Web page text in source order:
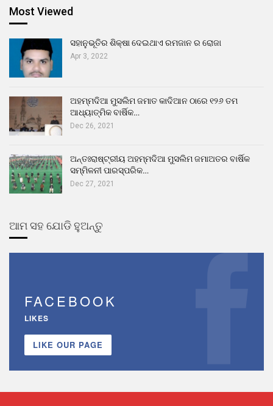
Most Viewed
ସହାନୁଭୂତିର ଶିକ୍ଷା ଦେଇଥାଏ ରମଜାନ ର ରୋଜା
Apr 3, 2022
ଅହମ୍ମଦିଆ ମୁସଲିମ ଜମାତ କାଦିଆନ ଠାରେ ୧୨୬ ତମ
ଆଧ୍ୟାତ୍ମିକ ବାର୍ଷିକ…
Dec 26, 2021
ଅନ୍ତଃରାଷ୍ଟ୍ରୀୟ ଅହମ୍ମଦିଆ ମୁସଲିମ ଜମାଅତର ବାର୍ଷିକ
ସମ୍ମିଳନୀ ପାରସ୍ପରିକ…
Dec 27, 2021
ଆମ ସହ ଯୋଡି ହୁଅନ୍ତୁ
FACEBOOK
LIKES
LIKE OUR PAGE